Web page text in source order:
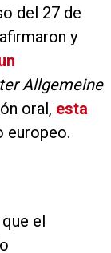
del 27 de
y
Allgemeine
oral, esta
europeo.
el